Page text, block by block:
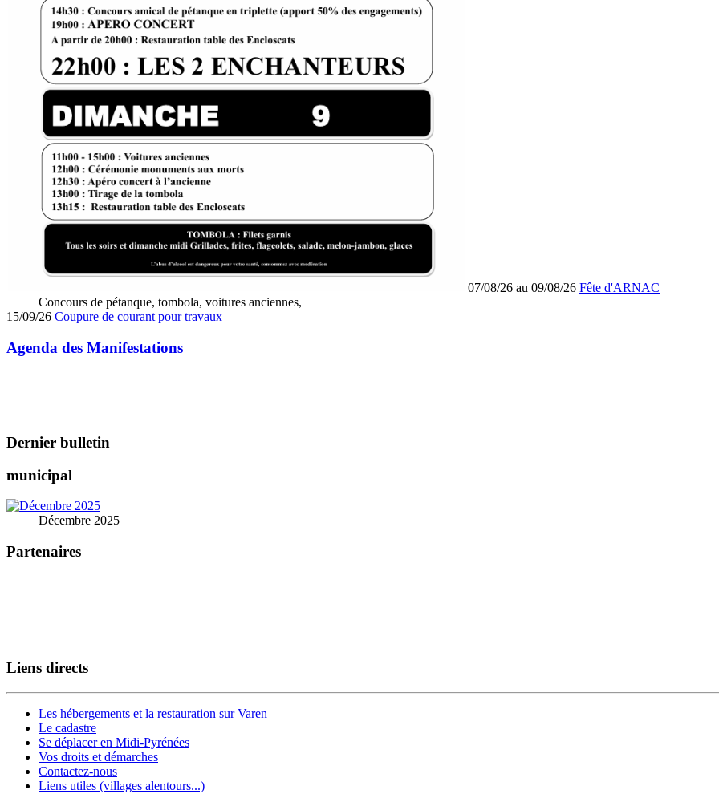
07/08/26 au 09/08/26 Fête d'ARNAC
Concours de pétanque, tombola, voitures anciennes,
15/09/26 Coupure de courant pour travaux
Agenda des Manifestations
Dernier bulletin
municipal
Décembre 2025
Partenaires
Liens directs
Les hébergements et la restauration sur Varen
Le cadastre
Se déplacer en Midi-Pyrénées
Vos droits et démarches
Contactez-nous
Liens utiles (villages alentours...)